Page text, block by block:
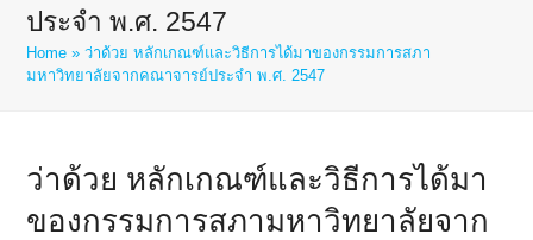
ประจำ พ.ศ. 2547
Home »ว่าด้วย หลักเกณฑ์และวิธีการได้มาของกรรมการสภา
มหาวิทยาลัยจากคณาจารย์ประจำ พ.ศ. 2547
ว่าด้วย หลักเกณฑ์และวิธีการได้มา
ของกรรมการสภามหาวิทยาลัยจาก